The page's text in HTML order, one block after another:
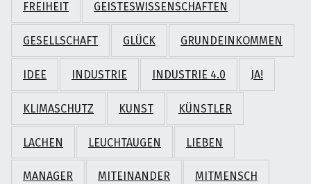
FREIHEIT GEISTESWISSENSCHAFTEN
GESELLSCHAFT GLÜCK GRUNDEINKOMMEN
IDEE INDUSTRIE INDUSTRIE 4.0 JA!
KLIMASCHUTZ KUNST KÜNSTLER
LACHEN LEUCHTAUGEN LIEBEN
MANAGER MITEINANDER MITMENSCH